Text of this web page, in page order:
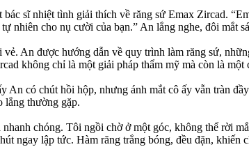
sĩ nhiệt tình giải thích về răng sứ Emax Zircad.
nhiên cho nụ cười của bạn.” An lắng nghe, đôi mắt
An được hướng dẫn về quy trình làm răng sứ,
không chỉ là một giải pháp thẩm mỹ mà còn là
An có chút hồi hộp, nhưng ánh mắt cô ấy vẫn tràn
lắng thường gặp.
nhanh chóng. Tôi ngồi chờ ở một góc, không thể rời
ngay lập tức. Hàm răng trắng bóng, đều đặn,